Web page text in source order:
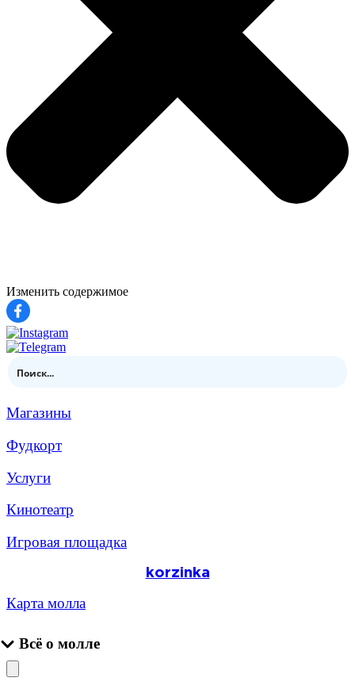
Изменить содержимое
Магазины
Фудкорт
Услуги
Кинотеатр
Игровая площадка
korzinka
Карта молла
Всё о молле